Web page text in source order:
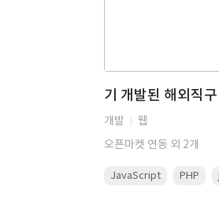
개발
웹
오픈마켓 연동 외 2개
JavaScript PHP